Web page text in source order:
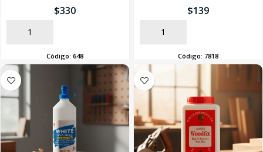
$330
AÑADIR
Código: 648
$139
AÑADIR
Código: 7818